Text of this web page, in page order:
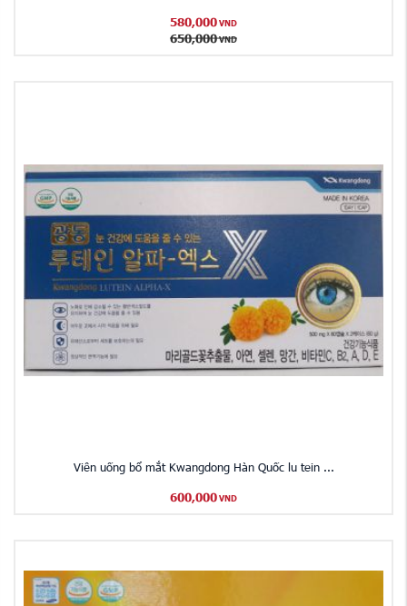
580,000 VND
650,000 VND
Viên uống bổ mắt Kwangdong Hàn Quốc lu tein ...
600,000 VND